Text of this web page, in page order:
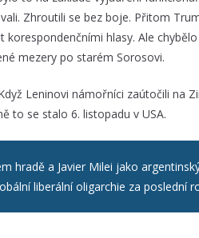
Zhroutili se bez boje. Přitom
hlasy. Ale
mezery po starém Sorosovi.
Leninovi námořníci zaútočili na
to se stalo 6. listopadu v USA.
hradě a Javier Milei jako
liberální oligarchie za poslední